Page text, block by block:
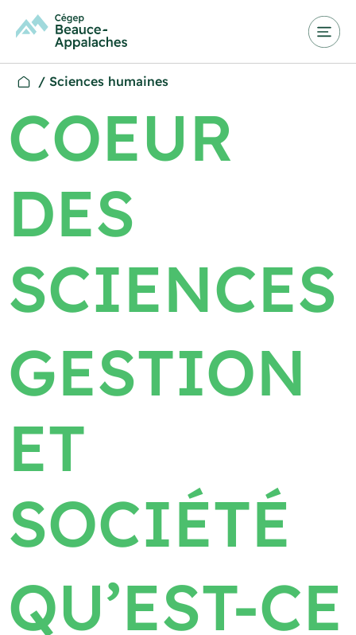
/ Sciences humaines
COEUR
DES
SCIENCES
GESTION
ET
SOCIÉTÉ
QU’EST-CE